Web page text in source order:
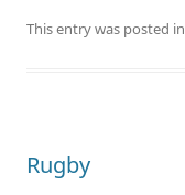
This entry was posted in
Rugby